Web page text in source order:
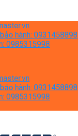
hành: 0931458898
0985315998
hành: 0931458898
0985315998